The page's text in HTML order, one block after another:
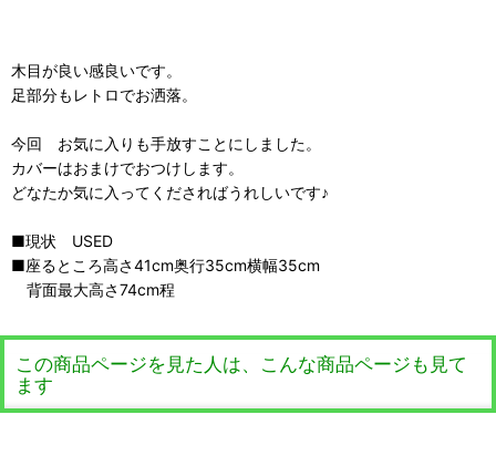
木目が良い感良いです。
足部分もレトロでお洒落。
今回 お気に入りも手放すことにしました。
カバーはおまけでおつけします。
どなたか気に入ってくださればうれしいです♪
■現状 USED
■座るところ高さ41cm奥行35cm横幅35cm
背面最大高さ74cm程
この商品ページを見た人は、こんな商品ページも見て
ます